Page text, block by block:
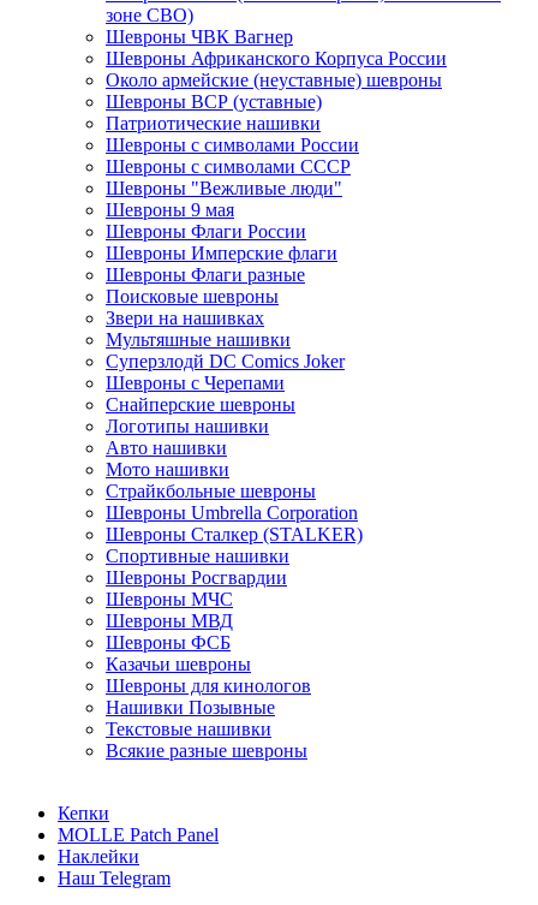
зоне СВО)
Шевроны ЧВК Вагнер
Шевроны Африканского Корпуса России
Около армейские (неуставные) шевроны
Шевроны ВСР (уставные)
Патриотические нашивки
Шевроны с символами России
Шевроны с символами СССР
Шевроны "Вежливые люди"
Шевроны 9 мая
Шевроны Флаги России
Шевроны Имперские флаги
Шевроны Флаги разные
Поисковые шевроны
Звери на нашивках
Мультяшные нашивки
Суперзлодй DC Comics Joker
Шевроны с Черепами
Снайперские шевроны
Логотипы нашивки
Авто нашивки
Мото нашивки
Страйкбольные шевроны
Шевроны Umbrella Corporation
Шевроны Сталкер (STALKER)
Спортивные нашивки
Шевроны Росгвардии
Шевроны МЧС
Шевроны МВД
Шевроны ФСБ
Казачьи шевроны
Шевроны для кинологов
Нашивки Позывные
Текстовые нашивки
Всякие разные шевроны
Кепки
MOLLE Patch Panel
Наклейки
Наш Telegram